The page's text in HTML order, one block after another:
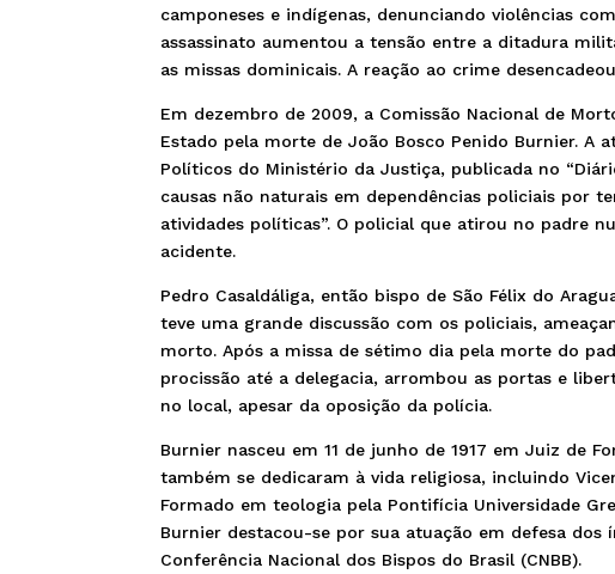
camponeses e indígenas, denunciando violências
assassinato aumentou a tensão entre a ditadura
as missas dominicais. A reação ao crime
Em dezembro de 2009, a Comissão Nacional de
Estado pela morte de João Bosco Penido Burnier. A
Políticos do Ministério da Justiça, publicada no
causas não naturais em dependências policiais por
atividades políticas”. O policial que atirou no padre
acidente.
Pedro Casaldáliga, então bispo de São Félix do
teve uma grande discussão com os policiais,
morto. Após a missa de sétimo dia pela morte do
procissão até a delegacia, arrombou as portas e
no local, apesar da oposição da polícia.
Burnier nasceu em 11 de junho de 1917 em Juiz de
também se dedicaram à vida religiosa, incluindo
Formado em teologia pela Pontifícia Universidade
Burnier destacou-se por sua atuação em defesa
Conferência Nacional dos Bispos do Brasil (CNBB).